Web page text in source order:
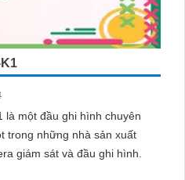
là một đầu ghi hình chuyên
trong những nhà sản xuất
giám sát và đầu ghi hình.